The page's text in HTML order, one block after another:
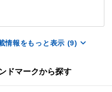
情報をもっと表示 (9)
ドマークから探す